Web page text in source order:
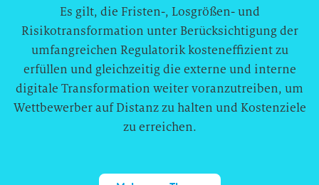
Es gilt, die Fristen-, Losgrößen- und
Risikotransformation unter Berücksichtigung der
umfangreichen Regulatorik kosteneffizient zu
erfüllen und gleichzeitig die externe und interne
digitale Transformation weiter voranzutreiben, um
Wettbewerber auf Distanz zu halten und Kostenziele
zu erreichen.